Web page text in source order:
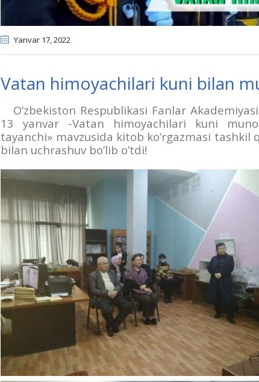
Yanvar 17, 2022
Vatan himoyachilari kuni bilan
O‘zbekiston Respublikasi Fanlar
13 yanvar -Vatan himoyachilari kuni
tayanchi» mavzusida kitob ko’rgazmasi
bilan uchrashuv bo’lib o’tdi!